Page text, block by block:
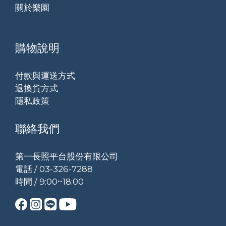
關於樂園
購物說明
付款與運送方式
退換貨方式
隱私政策
聯絡我們
第一長照平台股份有限公司
電話 / 03-326-7288
時間 / 9:00~18:00